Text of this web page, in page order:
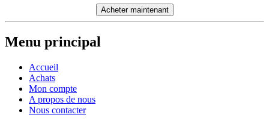
Acheter maintenant
Menu principal
Accueil
Achats
Mon compte
A propos de nous
Nous contacter